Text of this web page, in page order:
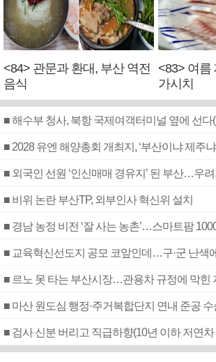
<84> 관문과 환대, 부산 역전
음식
<83> 여름
가시치
■ 해수부 청사, 북항 국제여객터미널 옆에 선다
■ 2028 유엔 해양총회 개최지, ‘부산이냐 제주냐
■ 외국인 선원 ‘인신매매 경유지’ 된 부산…우
■ 비위 논란 부산TP, 외부인사 혁신위 설치
■ 경남 농정 비전 ‘잘 사는 농촌’…스마트팜
■ 교육혁신선도지 공모 코앞인데…구·군 난색
■ 르노 못 타는 부산시장…관용차 규정에 막힌
■ 마산 원도심 행정·주거복합단지 연내 준공 수